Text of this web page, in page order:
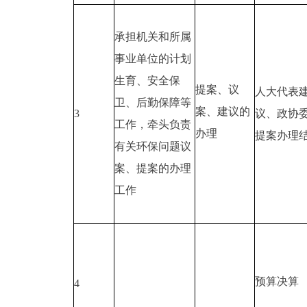
3
承担机关和所属
事业单位的计划
生育、安全保
卫、后勤保障等
工作，牵头负责
有关环保问题议
案、提案的办理
工作
提案、议
案、建议的
办理
人大代表
议、政协
提案办理
4 预算决算